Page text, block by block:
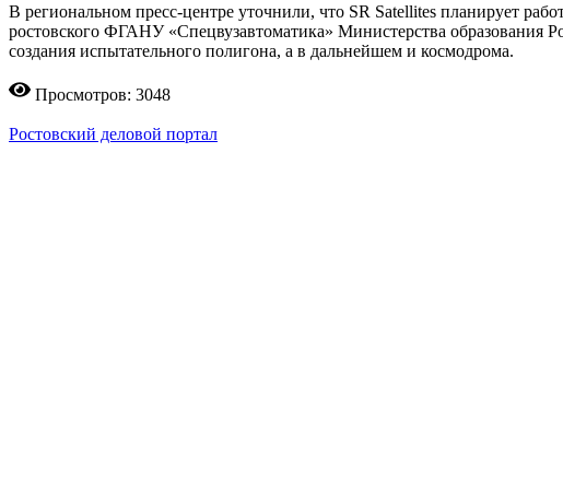
В региональном пресс-центре уточнили, что SR Satellites планирует
ростовского ФГАНУ «Спецвузавтоматика» Министерства образования
создания испытательного полигона, а в дальнейшем и космодрома.
Просмотров: 3048
Ростовский деловой портал